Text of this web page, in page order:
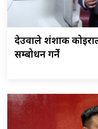
देउवाले शंशाक
सम्बोधन गर्ने